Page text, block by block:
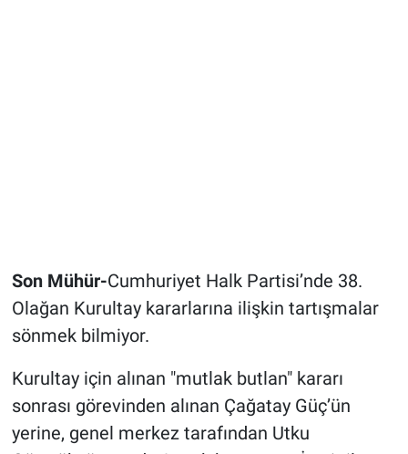
Son Mühür-Cumhuriyet Halk Partisi’nde 38.
Olağan Kurultay kararlarına ilişkin tartışmalar
sönmek bilmiyor.
Kurultay için alınan "mutlak butlan" kararı
sonrası görevinden alınan Çağatay Güç’ün
yerine, genel merkez tarafından Utku